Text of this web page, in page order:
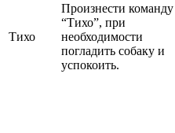
Тихо
Произнести команду
“Тихо”, при
необходимости
погладить собаку и
успокоить.